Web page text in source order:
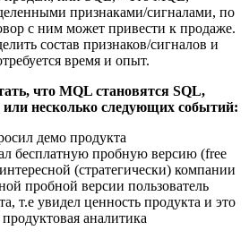
признаками/сигналами, по
с ним может привести к продаже.
состав признаков/сигналов и
время и опыт.
что MQL становятся SQL,
или несколько следующих событий:
демо продукта
бесплатную пробную версию (free
(стратегически) компании
пробной версии пользователь
т.е увидел ценность продукта и это
аналитика